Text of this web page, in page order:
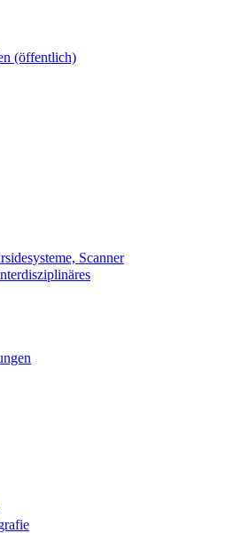
(öffentlich)
Scanner